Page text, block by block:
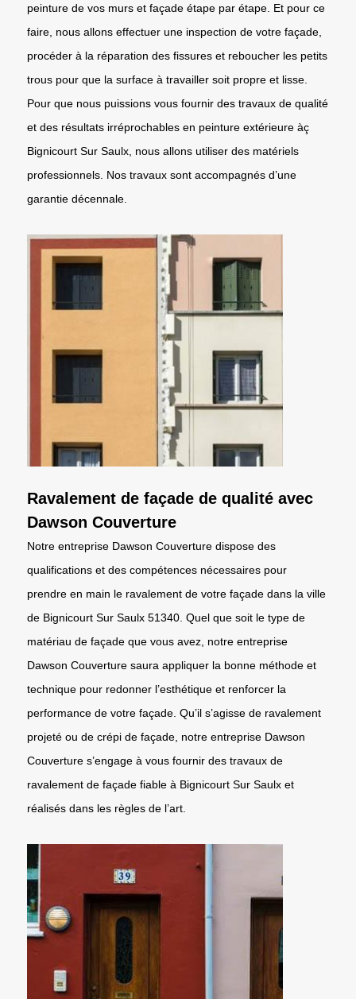
peinture de vos murs et façade étape par étape. Et pour ce
faire, nous allons effectuer une inspection de votre façade,
procéder à la réparation des fissures et reboucher les petits
trous pour que la surface à travailler soit propre et lisse.
Pour que nous puissions vous fournir des travaux de qualité
et des résultats irréprochables en peinture extérieure àç
Bignicourt Sur Saulx, nous allons utiliser des matériels
professionnels. Nos travaux sont accompagnés d’une
garantie décennale.
Ravalement de façade de qualité avec
Dawson Couverture
Notre entreprise Dawson Couverture dispose des
qualifications et des compétences nécessaires pour
prendre en main le ravalement de votre façade dans la ville
de Bignicourt Sur Saulx 51340. Quel que soit le type de
matériau de façade que vous avez, notre entreprise
Dawson Couverture saura appliquer la bonne méthode et
technique pour redonner l’esthétique et renforcer la
performance de votre façade. Qu’il s’agisse de ravalement
projeté ou de crépi de façade, notre entreprise Dawson
Couverture s’engage à vous fournir des travaux de
ravalement de façade fiable à Bignicourt Sur Saulx et
réalisés dans les règles de l’art.